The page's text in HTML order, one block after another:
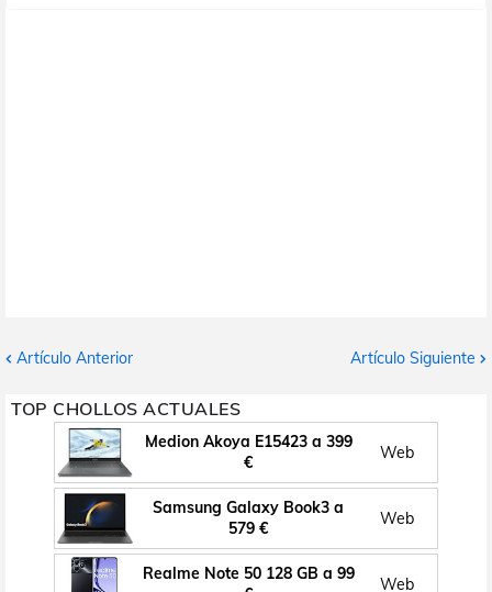
Artículo Anterior Artículo Siguiente
TOP CHOLLOS ACTUALES
Medion Akoya E15423 a 399
€
Web
Samsung Galaxy Book3 a
579 €
Web
Realme Note 50 128 GB a 99
Web